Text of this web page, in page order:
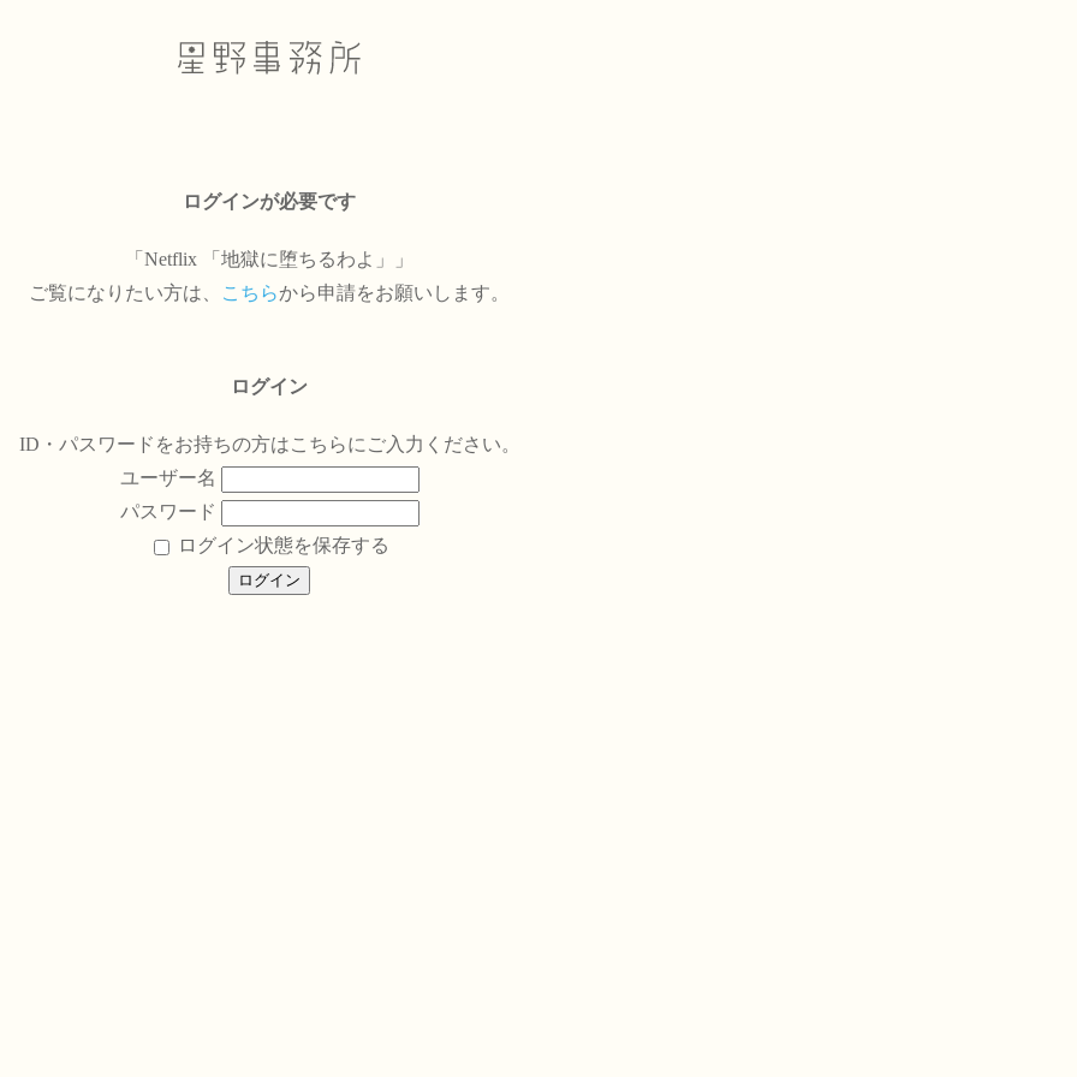
ログインが必要です
「Netflix 「地獄に堕ちるわよ」」
ご覧になりたい方は、
こちらから申請をお願いします。
ログイン
ID・パスワードをお持ちの方はこちらにご入力ください。
ユーザー名
パスワード
ログイン状態を保存する